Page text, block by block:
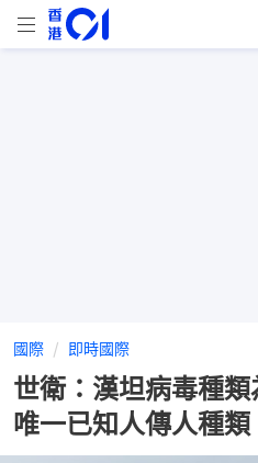
國際 即時國際
世衛：漢坦病毒種
唯一已知人傳人種類